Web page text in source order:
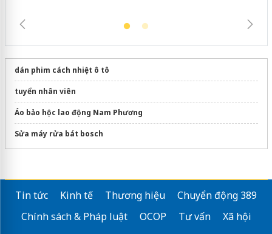
dán phim cách nhiệt ô tô
tuyển nhân viên
Áo bảo hộc lao động Nam Phương
Sửa máy rửa bát bosch
Tin tức Kinh tế Thương hiệu
Chuyển động 389
Chính sách & Pháp luật
OCOP Tư vấn
Xã hội